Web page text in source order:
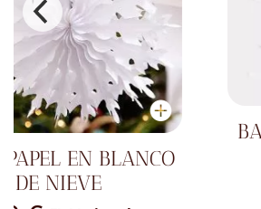
BAKER'S TWINE
METROS